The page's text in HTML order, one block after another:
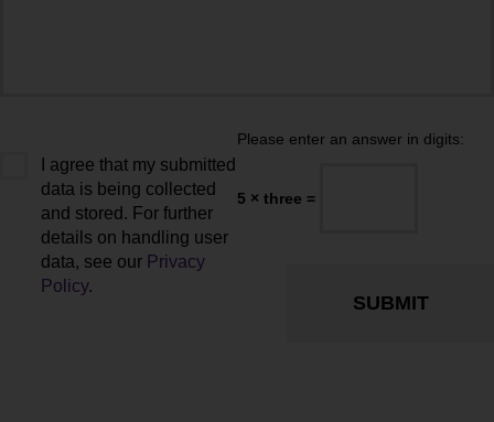
I agree that my submitted
data is being collected
and stored. For further
details on handling user
data, see our Privacy
Policy.
Please enter an answer in digits:
5 × three =